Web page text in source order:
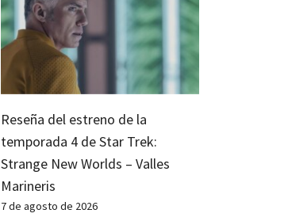
Reseña del estreno de la
temporada 4 de Star Trek:
Strange New Worlds – Valles
Marineris
7 de agosto de 2026